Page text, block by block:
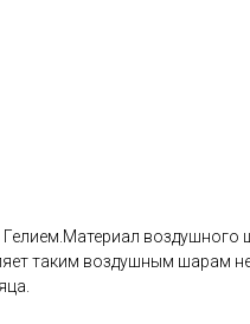
воздушного
таким воздушным шарам